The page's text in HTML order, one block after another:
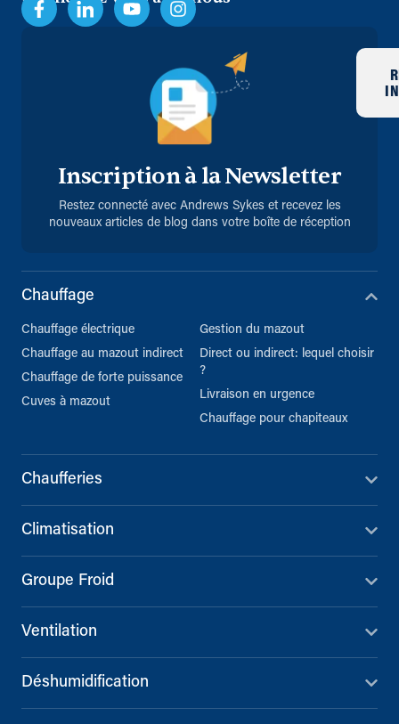
Inscription à la Newsletter
Restez connecté avec Andrews Sykes et recevez les
nouveaux articles de blog dans votre boîte de réception
Chauffage
Chauffage électrique
Chauffage au mazout indirect
Chauffage de forte puissance
Cuves à mazout
Gestion du mazout
Direct ou indirect: lequel choisir
?
Livraison en urgence
Chauffage pour chapiteaux
Chaufferies
Climatisation
Groupe Froid
Ventilation
Déshumidification